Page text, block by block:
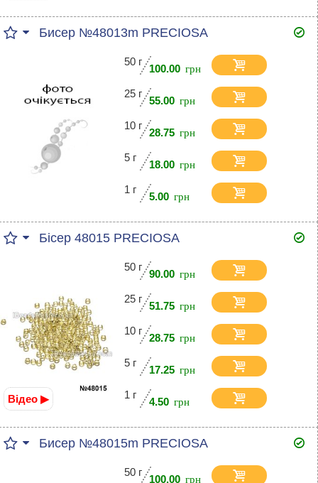
Бисер №48013m PRECIOSA
50 г
100.00
25 г
55.00
10 г
28.75
5 г
18.00
1 г
5.00
Бісер 48015 PRECIOSA
Відео ▶
50 г
90.00
25 г
51.75
10 г
28.75
5 г
17.25
1 г
4.50
Бисер №48015m PRECIOSA
50 г
100.00